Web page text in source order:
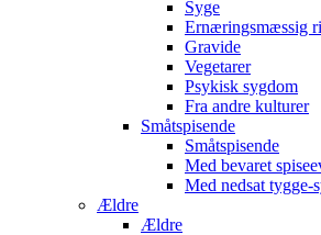
Syge
Ernæringsmæssig
Gravide
Vegetarer
Psykisk sygdom
Fra andre kulturer
Småtspisende
Småtspisende
Med bevaret
Med nedsat tygge-
Ældre
Ældre